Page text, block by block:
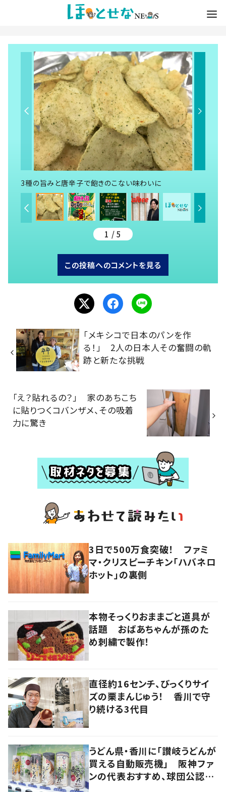
3種の旨みと唐辛子で飽きのこない味わいに
1 / 5
この投稿へのコメントを見る
「メキシコで日本のパンを作
る！」 2人の日本人その奮闘の軌
跡と新たな挑戦
「え？貼れるの？」 家のあちこち
に貼りつくコバンザメ、その吸着
力に驚き
3日で500万食突破！ ファミ
マ・クリスピーチキン「ハバネロ
ホット」の裏側
本物そっくりおままごと道具が
話題 おばあちゃんが孫のた
め刺繍で製作！
直径約16センチ、びっくりサイ
ズの栗まんじゅう！ 香川で守
り続ける3代目
うどん県・香川に「讃岐うどんが
買える自動販売機」 阪神ファ
ンの代表おすすめ、球団公認カ